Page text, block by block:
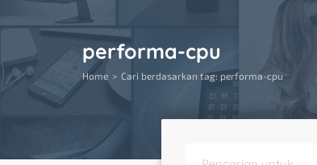
performa-cpu
Home Cari berdasarkan tag: performa-cpu